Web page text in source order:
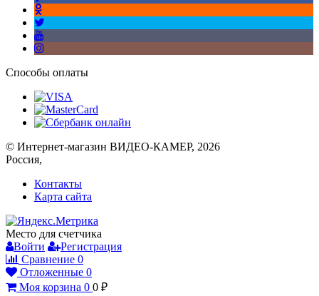
Способы оплаты
© Интернет-магазин ВИДЕО-КАМЕР, 2026
Россия,
Контакты
Карта сайта
Место для счетчика
Войти
Регистрация
Сравнение 0
Отложенные 0
Моя корзина 0 0 ₽